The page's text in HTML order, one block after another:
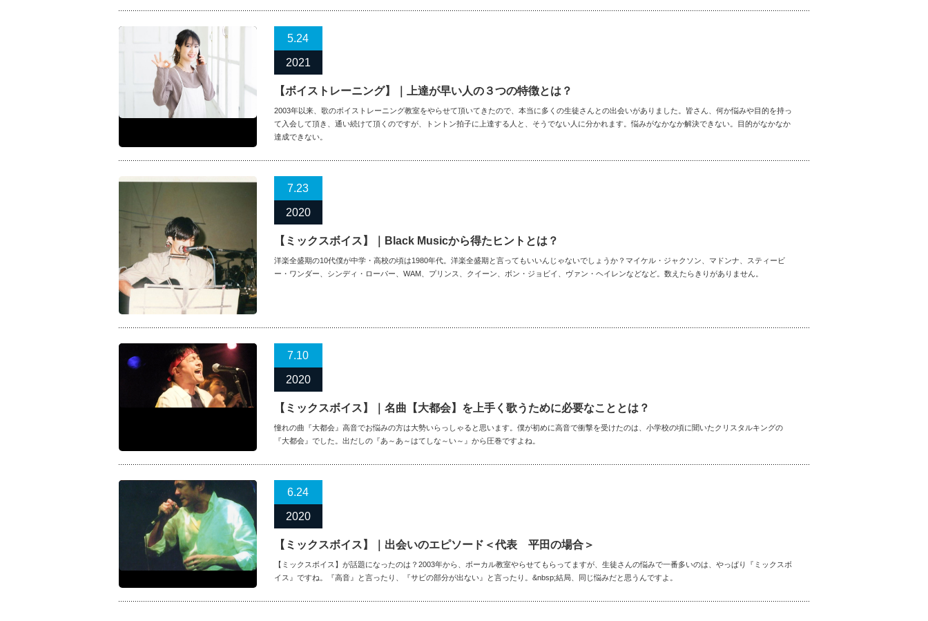
5.24
2021
【ボイストレーニング】｜上達が早い人の３つの特徴とは？
2003年以来、歌のボイストレーニング教室をやらせて頂いてきたので、本当に多くの生徒さんとの出会いがありました。皆さん、何か悩みや目的を持っ
て入会して頂き、通い続けて頂くのですが、トントン拍子に上達する人と、そうでない人に分かれます。悩みがなかなか解決できない。目的がなかなか
達成できない。
7.23
2020
【ミックスボイス】｜Black Musicから得たヒントとは？
洋楽全盛期の10代僕が中学・高校の頃は1980年代。洋楽全盛期と言ってもいいんじゃないでしょうか？マイケル・ジャクソン、マドンナ、スティービ
ー・ワンダー、シンディ・ローパー、WAM、プリンス、クイーン、ボン・ジョビイ、ヴァン・ヘイレンなどなど。数えたらきりがありません。
7.10
2020
【ミックスボイス】｜名曲【大都会】を上手く歌うために必要なこととは？
憧れの曲『大都会』高音でお悩みの方は大勢いらっしゃると思います。僕が初めに高音で衝撃を受けたのは、小学校の頃に聞いたクリスタルキングの
『大都会』でした。出だしの『あ～あ～はてしな～い～』から圧巻ですよね。
6.24
2020
【ミックスボイス】｜出会いのエピソード＜代表 平田の場合＞
【ミックスボイス】が話題になったのは？2003年から、ボーカル教室やらせてもらってますが、生徒さんの悩みで一番多いのは、やっぱり『ミックスボ
イス』ですね。『高音』と言ったり、『サビの部分が出ない』と言ったり。&nbsp;結局、同じ悩みだと思うんですよ。